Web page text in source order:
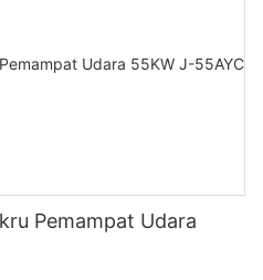
Pemampat Udara